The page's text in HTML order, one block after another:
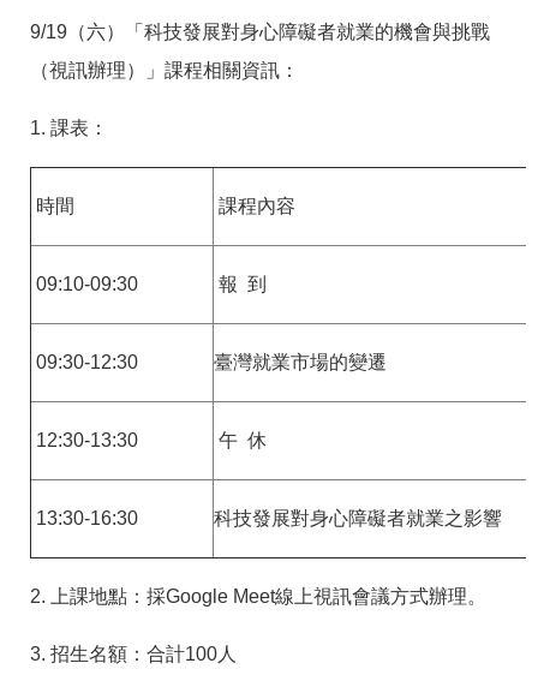
覽
English
信
常
問
雙
詞
隱
及
全
政
政
站
料
開
宣
絡
9/19（六）「科技發展對身心障礙者就業的機會與挑戰
（視訊辦理）」課程相關資訊：
1. 課表：
時間 課程內容
09:10-09:30 報 到
09:30-12:30 臺灣就業市場的變遷
12:30-13:30 午 休
13:30-16:30 科技發展對身心障礙者就業之影響
2. 上課地點： 採Google Meet線上視訊會議方式辦理。
3. 招生名額：合計100人